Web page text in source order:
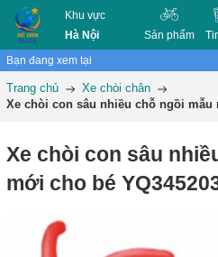
Khu vực
Hà Nội
Sản phẩm
Bạn đang xem tại
Trang chủ
Xe chòi chân
Xe chòi con sâu nhiều chỗ ngồi mẫu
Xe chòi con sâu
mới cho bé